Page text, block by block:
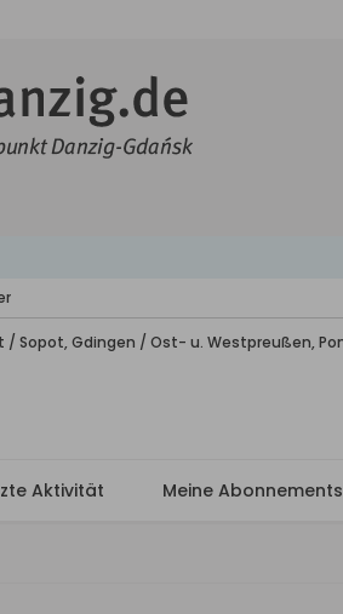
/ Sopot, Gdingen / Ost- u. Westpreußen,
Aktivität Meine Abonnements